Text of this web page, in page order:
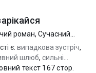
роман, Сучасний
роман
є: випадкова зустріч,
шлюб, сильні
емоційно
Повний текст 167 стор.